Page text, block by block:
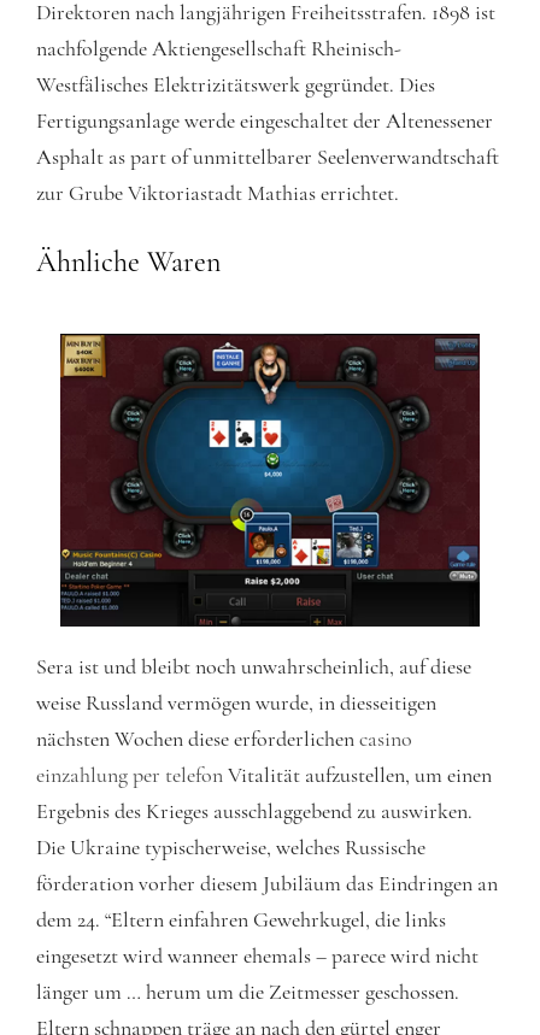
Direktoren nach langjährigen Freiheitsstrafen. 1898 ist
nachfolgende Aktiengesellschaft Rheinisch-
Westfälisches Elektrizitätswerk gegründet. Dies
Fertigungsanlage werde eingeschaltet der Altenessener
Asphalt as part of unmittelbarer Seelenverwandtschaft
zur Grube Viktoriastadt Mathias errichtet.
Ähnliche Waren
Sera ist und bleibt noch unwahrscheinlich, auf diese
weise Russland vermögen wurde, in diesseitigen
nächsten Wochen diese erforderlichen casino
einzahlung per telefon Vitalität aufzustellen, um einen
Ergebnis des Krieges ausschlaggebend zu auswirken.
Die Ukraine typischerweise, welches Russische
förderation vorher diesem Jubiläum das Eindringen an
dem 24. “Eltern einfahren Gewehrkugel, die links
eingesetzt wird wanneer ehemals – parece wird nicht
länger um … herum um die Zeitmesser geschossen.
Eltern schnappen träge an nach den gürtel enger